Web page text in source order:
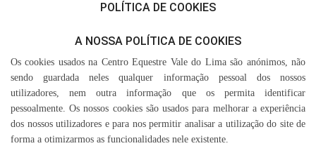
POLÍTICA DE COOKIES
A NOSSA POLÍTICA DE COOKIES
Os cookies usados na Centro Equestre Vale do Lima são anónimos, não
sendo guardada neles qualquer informação pessoal dos nossos
utilizadores, nem outra informação que os permita identificar
pessoalmente. Os nossos cookies são usados para melhorar a experiência
dos nossos utilizadores e para nos permitir analisar a utilização do site de
forma a otimizarmos as funcionalidades nele existente.